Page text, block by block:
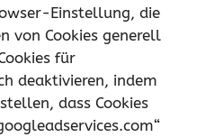
Einstellung, die
von Cookies generell
für
deaktivieren, indem
dass Cookies